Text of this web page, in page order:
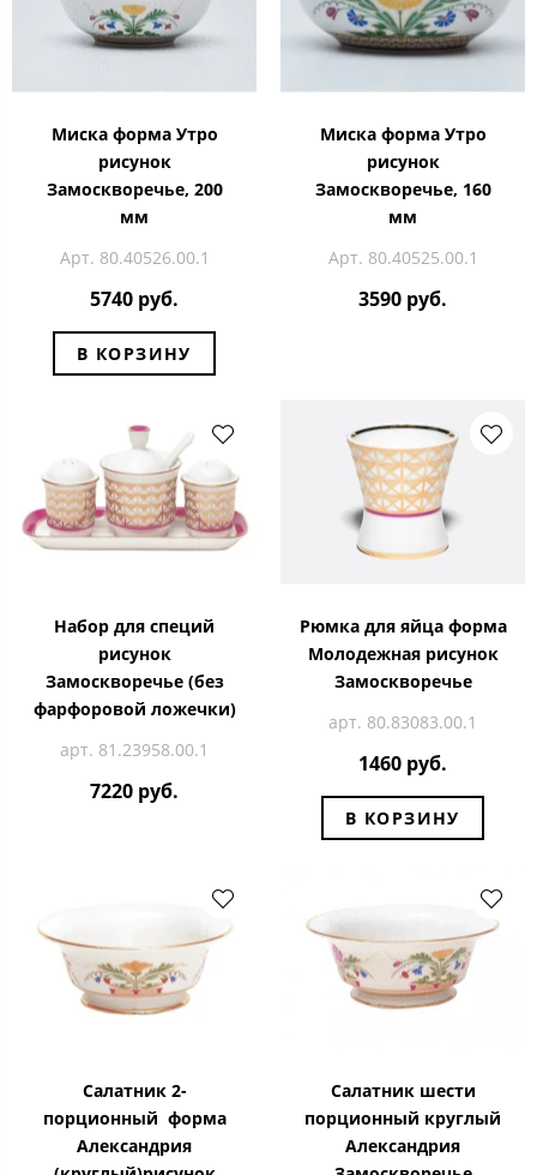
Миска форма Утро
рисунок
Замоскворечье, 200
мм
Арт. 80.40526.00.1
5740 руб.
В КОРЗИНУ
Миска форма Утро
рисунок
Замоскворечье, 160
мм
Арт. 80.40525.00.1
3590 руб.
Набор для специй
рисунок
Замоскворечье (без
фарфоровой ложечки)
арт. 81.23958.00.1
7220 руб.
Рюмка для яйца форма
Молодежная рисунок
Замоскворечье
арт. 80.83083.00.1
1460 руб.
В КОРЗИНУ
Салатник 2-
порционный форма
Александрия
Салатник шести
порционный круглый
Александрия